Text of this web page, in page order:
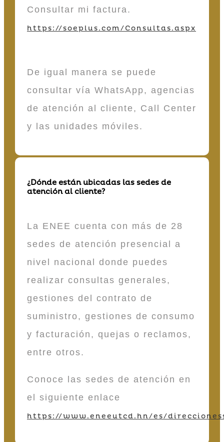
Consultar mi factura.
https://soeplus.com/Consultas.aspx
De igual manera se puede
consultar vía WhatsApp, agencias
de atención al cliente, Call Center
y las unidades móviles.
¿Dónde están ubicadas las sedes de
atención al cliente?
La ENEE cuenta con más de 28
sedes de atención presencial a
nivel nacional donde puedes
realizar consultas generales,
gestiones del contrato de
suministro, gestiones de consumo
y facturación, quejas o reclamos,
entre otros.
Conoce las sedes de atención en
el siguiente enlace
https://www.eneeutcd.hn/es/